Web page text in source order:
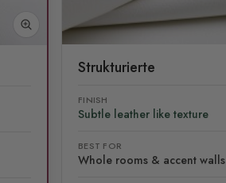
Strukturierte
FINISH
Subtle leather like texture
BEST FOR
Whole rooms & accent walls